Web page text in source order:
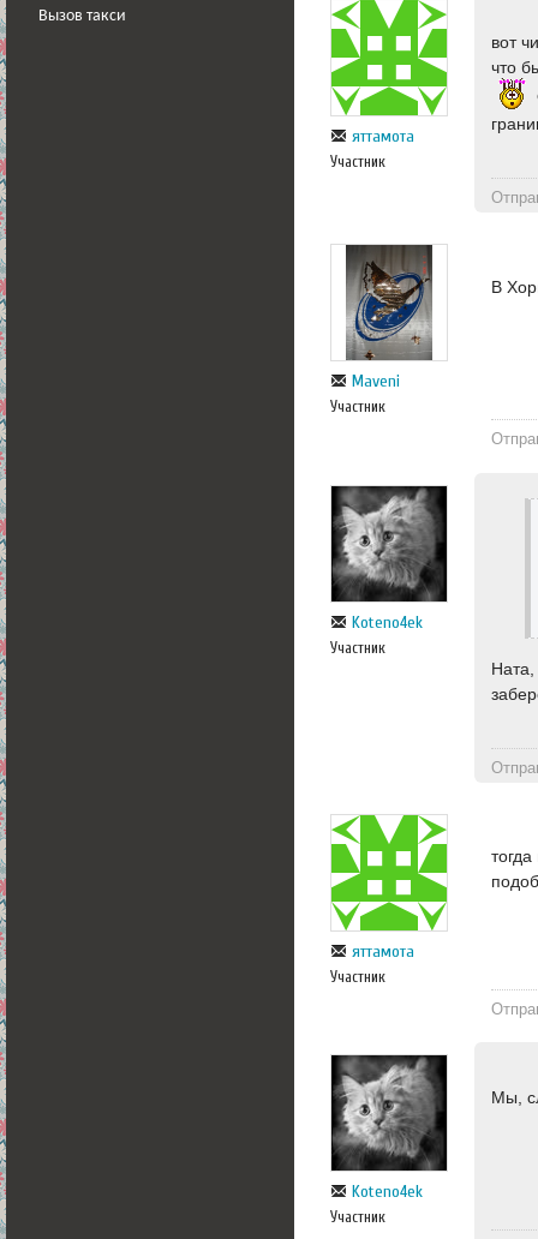
Вызов такси
яттамота
Участник
вот
что
Maveni
Участник
В
Koteno4ek
Участник
яттамота
Участник
Koteno4ek
Участник
Мы,